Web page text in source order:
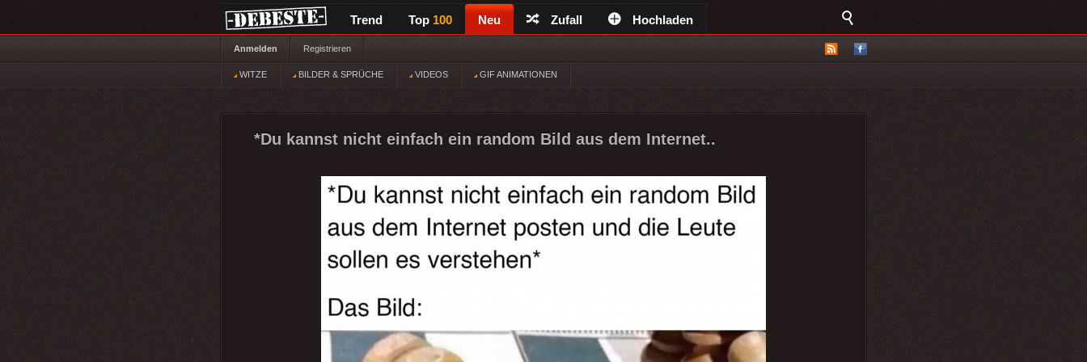
Trend Top 100 Neu Zufall Hochladen
Anmelden Registrieren
WITZE BILDER & SPRÜCHE VIDEOS GIF ANIMATIONEN
*Du kannst nicht einfach ein random Bild aus dem Internet..